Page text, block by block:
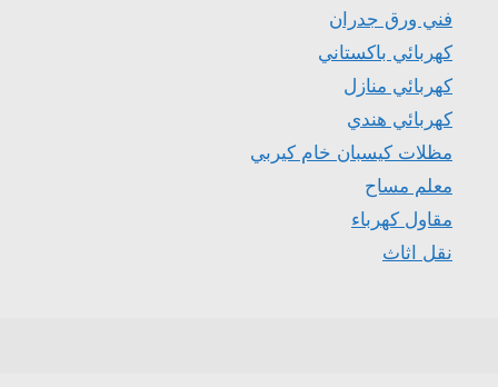
فني ورق جدران
كهربائي باكستاني
كهربائي منازل
كهربائي هندي
مظلات كيسبان خام كيربي
معلم مساح
مقاول كهرباء
نقل اثاث